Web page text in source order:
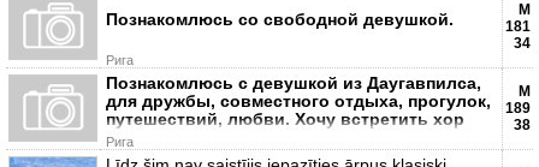
Познакомлюсь со свободной девушкой.
Рига
М
181
34
Познакомлюсь с девушкой из Даугавпилса,
для дружбы, совместного отдыха, прогулок,
путешествий, любви. Хочу встретить хор
Рига
М
189
38